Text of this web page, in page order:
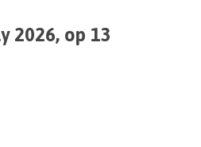
2026, op 13